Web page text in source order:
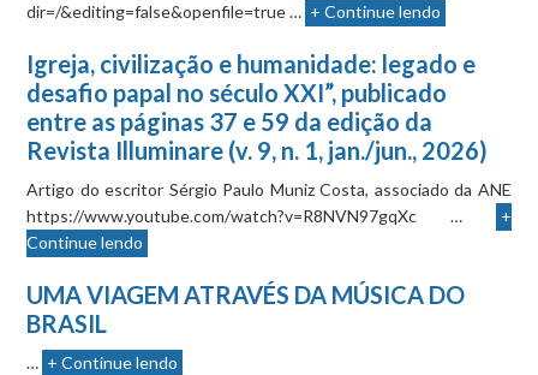
dir=/&editing=false&openfile=true … + Continue lendo
Igreja, civilização e humanidade: legado e
desafio papal no século XXI”, publicado
entre as páginas 37 e 59 da edição da
Revista Illuminare (v. 9, n. 1, jan./jun., 2026)
Artigo do escritor Sérgio Paulo Muniz Costa, associado da ANE
https://www.youtube.com/watch?v=R8NVN97gqXc …
+
Continue lendo
UMA VIAGEM ATRAVÉS DA MÚSICA DO
BRASIL
… + Continue lendo